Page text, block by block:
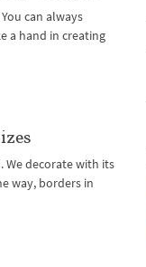
can always
a hand in creating
decorate with its
way, borders in